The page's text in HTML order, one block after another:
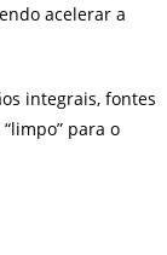
acelerar a
integrais, fontes
para o